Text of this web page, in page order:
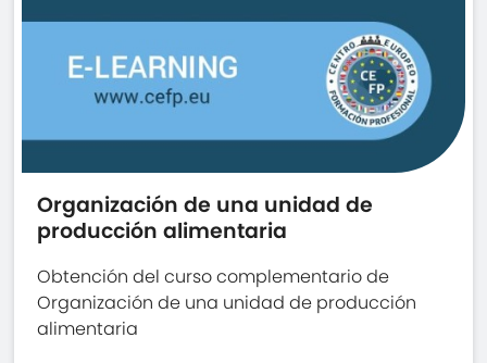
Organización de una unidad de
producción alimentaria
Obtención del curso complementario de
Organización de una unidad de producción
alimentaria